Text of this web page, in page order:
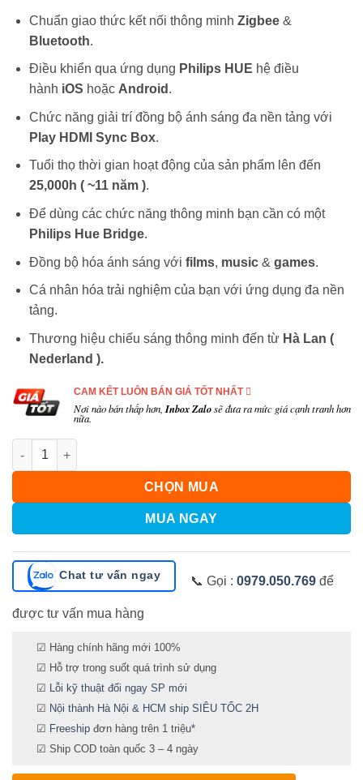
Chuẩn giao thức kết nối thông minh Zigbee&
Bluetooth.
Điều khiển qua ứng dụng Philips HUE hệ điều
hành iOS hoặc Android .
Chức năng giải trí đồng bộ ánh sáng đa nền tảng với
Play HDMI Sync Box.
Tuổi thọ thời gian hoạt động của sản phẩm lên đến
25,000h ( ~11 năm ).
Để dùng các chức năng thông minh bạn cần có một
Philips Hue Bridge.
Đồng bộ hóa ánh sáng với films, music& games.
Cá nhân hóa trải nghiệm của bạn với ứng dụng đa nền
tảng.
Thương hiệu chiếu sáng thông minh đến từ Hà Lan (
Nederland ).
CAM KẾT LUÔN BÁN GIÁ TỐT NHẤT
Nơi nào bán thấp hơn, Inbox Zalosẽ đưa ra mức giá cạnh tranh hơn
nữa.
Số lượng
CHỌN MUA
MUA NGAY
Chat tư vấn ngay 📞 Gọi : 0979.050.769để
được tư vấn mua hàng
☑ Hàng chính hãng mới 100%
☑ Hỗ trợ trong suốt quá trình sử dụng
☑ Lỗi kỹ thuật đổi ngay SP mới
☑ Nội thành Hà Nội & HCM ship SIÊU TỐC 2H
☑ Freeship đơn hàng trên 1 triệu*
☑ Ship COD toàn quốc 3 – 4 ngày